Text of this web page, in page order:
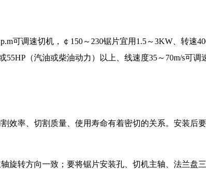
调速切机，￠150～230锯片宜用1.5～3KW、转速
55HP（汽油或柴油动力）以上、线速度35～70m/s可
率、切割质量、使用寿命有着密切的关系。安装后
转方向一致；要将锯片安装孔、切机主轴、法兰盘三